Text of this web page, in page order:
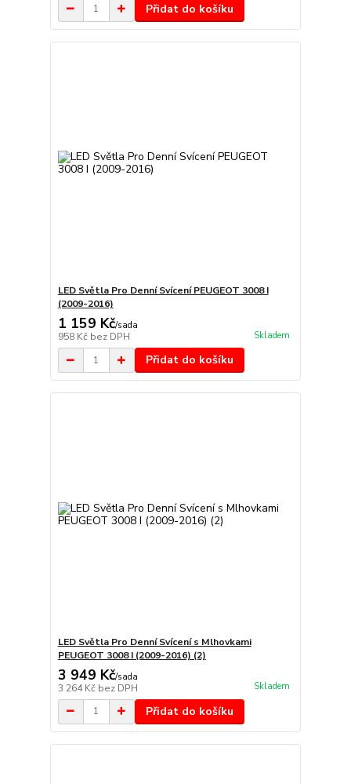
Přidat do košíku
LED Světla Pro Denní Svícení PEUGEOT 3008 I
(2009-2016)
1 159 Kč/sada
958 Kč bez DPH Skladem
Přidat do košíku
LED Světla Pro Denní Svícení s Mlhovkami
PEUGEOT 3008 I (2009-2016) (2)
3 949 Kč/sada
3 264 Kč bez DPH Skladem
Přidat do košíku